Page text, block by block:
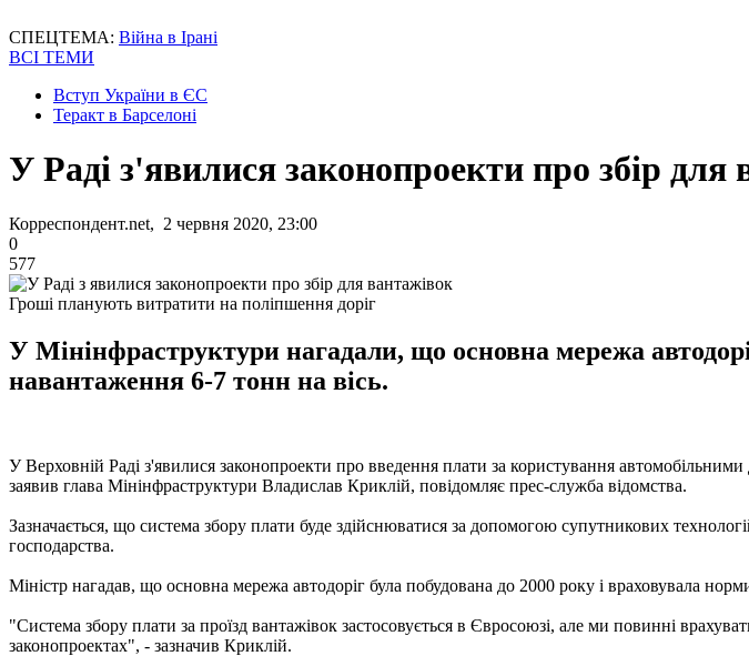
СПЕЦТЕМА: Війна в Ірані
ВСІ ТЕМИ
Вступ України в ЄС
Теракт в Барселоні
У Раді з'явилися законопроекти про збір для
Корреспондент.net, 2 червня 2020, 23:00
0
577
Гроші планують витратити на поліпшення доріг
У Мінінфраструктури нагадали, що основна мережа
навантаження 6-7 тонн на вісь.
У Верховній Раді з'явилися законопроекти про введення плати за користування
заявив глава Мінінфраструктури Владислав Криклій, повідомляє прес-служба відомства.
Зазначається, що система збору плати буде здійснюватися за допомогою супутникових
господарства.
Міністр нагадав, що основна мережа автодоріг була побудована до 2000 року і враховувала
"Система збору плати за проїзд вантажівок застосовується в Євросоюзі, але ми повинні
законопроектах", - зазначив Криклій.